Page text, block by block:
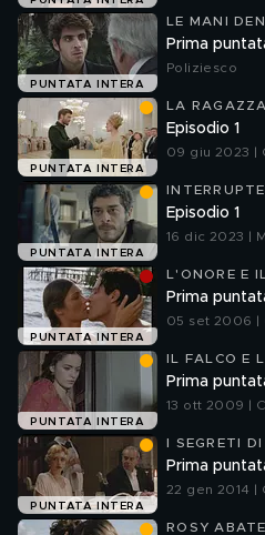
PUNTATA INTERA
LE MANI
Prima
Poliziesco
PUNTATA INTERA
LA
Episodio 1
09 giu 2023 |
PUNTATA INTERA
Episodio 1
16 dic 2023 |
PUNTATA INTERA
L'ONORE E
Prima
05 set 2006 |
PUNTATA INTERA
IL FALCO E
Prima
13 ott 2009 |
PUNTATA INTERA
I SEGRETI
Prima
22 gen 2014 |
ROSY